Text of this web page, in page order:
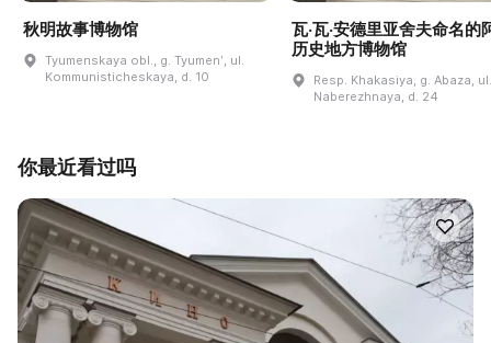
秋明故事博物馆
Tyumenskaya obl., g. Tyumenʹ, ul.
Kommunisticheskaya, d. 10
瓦·瓦·安德里亚舍夫命名的
历史地方博物馆
Resp. Khakasiya, g. Abaza, ul.
Naberezhnaya, d. 24
你最近看过吗